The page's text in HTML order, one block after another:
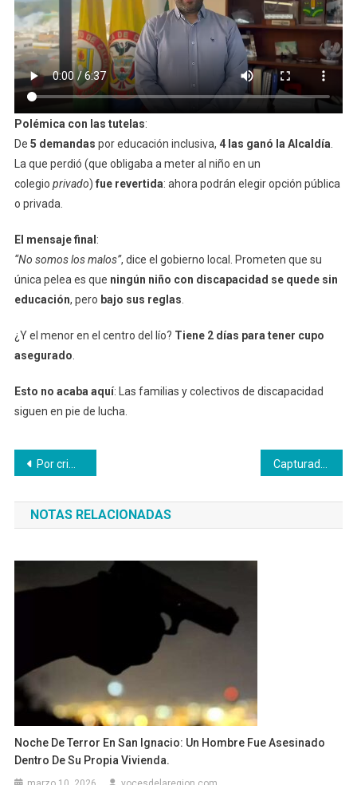
Polémica con las tutelas:
De 5 demandas por educación inclusiva, 4 las ganó la Alcaldía
La que perdió (que obligaba a meter al niño en un
colegio privado) fue revertida: ahora podrán elegir opción pública
o privada.
El mensaje final :
“No somos los malos”, dice el gobierno local. Prometen que su
única pelea es que ningún niño con discapacidad se quede sin
educación, pero bajo sus reglas
¿Y el menor en el centro del lío? Tiene 2 días para tener cupo
asegurado
Esto no acaba aquí: Las familias y colectivos de discapacidad
siguen en pie de lucha.
Navegación
de
entradas
Por crimen de hombre en Supía (Caldas) fue asegurado presunto responsable
NOTAS RELACIONADAS
Noche De Terror En San Ignacio: Un Hombre Fue Asesinado
Dentro De Su Propia Vivienda.